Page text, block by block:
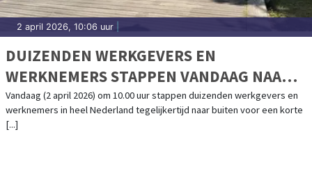
2 april 2026, 10:06 uur
DUIZENDEN WERKGEVERS EN
WERKNEMERS STAPPEN VANDAAG NAAR
BUITEN VOOR DE GROOTSTE
WERKWANDELING IN NEDERLAND OOIT
Vandaag (2 april 2026) om 10.00 uur stappen duizenden werkgevers en
werknemers in heel Nederland tegelijkertijd naar buiten voor een korte
[...]